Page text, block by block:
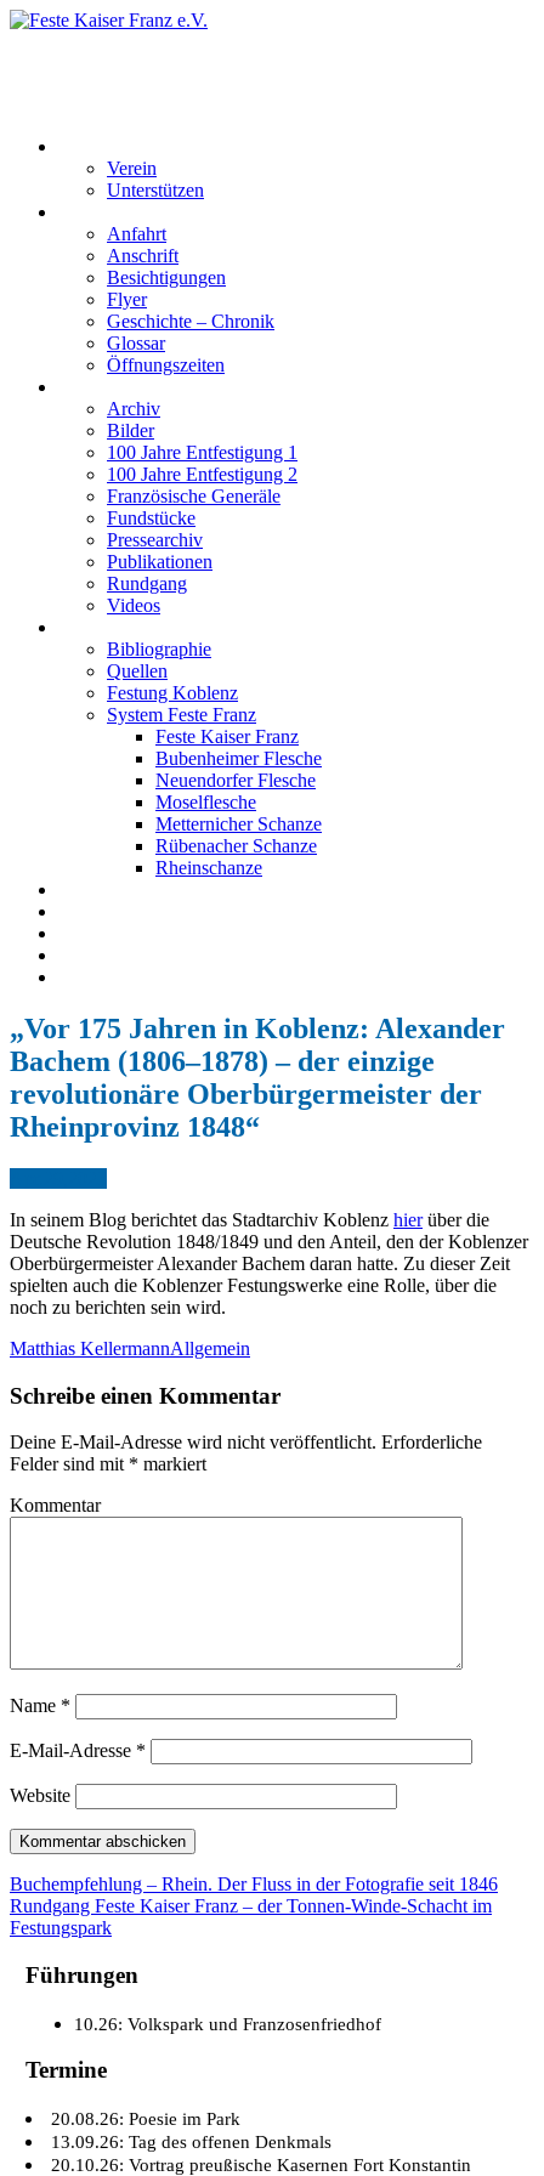
Verein
Unterstützen
Anfahrt
Anschrift
Besichtigungen
Flyer
Geschichte – Chronik
Glossar
Öffnungszeiten
Archiv
Bilder
100 Jahre Entfestigung 1
100 Jahre Entfestigung 2
Französische Generäle
Fundstücke
Pressearchiv
Publikationen
Rundgang
Videos
Bibliographie
Quellen
Festung Koblenz
System Feste Franz
Feste Kaiser Franz
Bubenheimer Flesche
Neuendorfer Flesche
Moselflesche
Metternicher Schanze
Rübenacher Schanze
Rheinschanze
„Vor 175 Jahren in Koblenz: Alexander
Bachem (1806–1878) – der einzige
revolutionäre Oberbürgermeister der
Rheinprovinz 1848“
In seinem Blog berichtet das Stadtarchiv Koblenz hierüber die
Deutsche Revolution 1848/1849 und den Anteil, den der Koblenzer
Oberbürgermeister Alexander Bachem daran hatte. Zu dieser Zeit
spielten auch die Koblenzer Festungswerke eine Rolle, über die
noch zu berichten sein wird.
Matthias KellermannAllgemein
Schreibe einen Kommentar
Deine E-Mail-Adresse wird nicht veröffentlicht. Erforderliche
Felder sind mit * markiert
Kommentar
Name *
E-Mail-Adresse *
Website
Buchempfehlung – Rhein. Der Fluss in der Fotografie seit 1846
Rundgang Feste Kaiser Franz – der Tonnen-Winde-Schacht im
Festungspark
Führungen
10.26: Volkspark und Franzosenfriedhof
Termine
20.08.26: Poesie im Park
13.09.26: Tag des offenen Denkmals
20.10.26: Vortrag preußische Kasernen Fort Konstantin